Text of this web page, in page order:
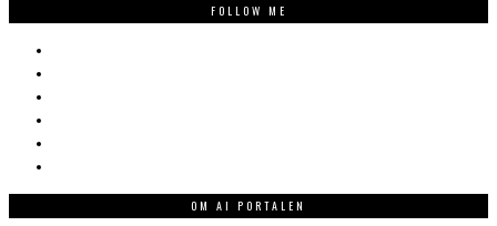
FOLLOW ME
OM AI PORTALEN